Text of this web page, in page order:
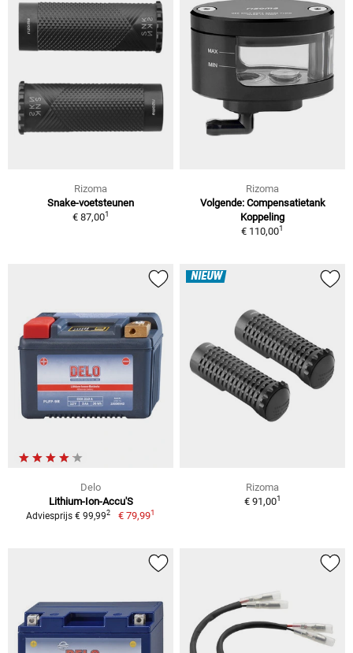
Rizoma
Snake-voetsteunen
€ 87,001
Rizoma
Volgende: Compensatietank
Koppeling
€ 110,001
Delo
Lithium-Ion-Accu'S
Adviesprijs € 99,992 € 79,991
NIEUW
Rizoma
€ 91,001